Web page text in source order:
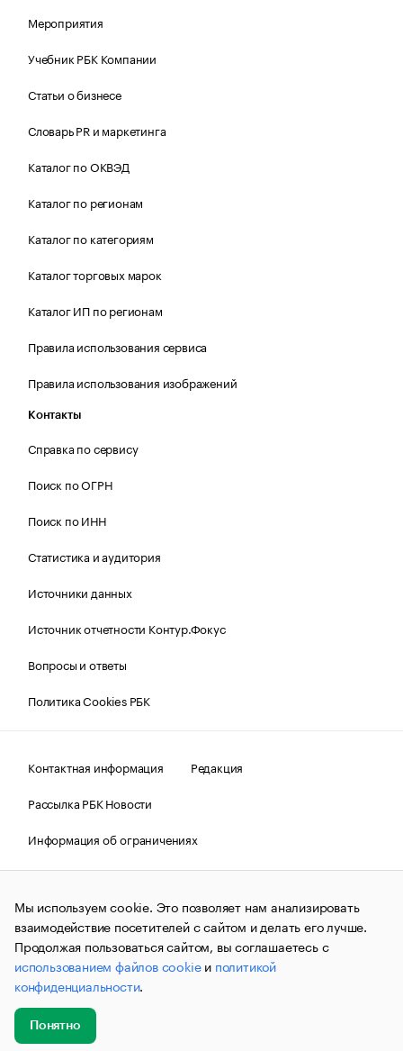
Мероприятия
Учебник РБК Компании
Статьи о бизнесе
Словарь PR и маркетинга
Каталог по ОКВЭД
Каталог по регионам
Каталог по категориям
Каталог торговых марок
Каталог ИП по регионам
Правила использования сервиса
Правила использования изображений
Контакты
Справка по сервису
Поиск по ОГРН
Поиск по ИНН
Статистика и аудитория
Источники данных
Источник отчетности Контур.Фокус
Вопросы и ответы
Политика Cookies РБК
Контактная информация
Редакция
Рассылка РБК Новости
Информация об ограничениях
Правовая информация
О соблюдении авторских прав
© АО «РОСБИЗНЕСКОНСАЛТИНГ»,1995–2026.Сообщения
и материалы информационного агентства «РБК»
(зарегистрировано Федеральной службой по надзору в сфере
связи, информационных технологий и массовых
коммуникаций (Роскомнадзор) 09.12.2015 за номером ИА
№ФС77-63848) сопровождаются пометкой «РБК». Отдельные
публикации могут содержать информацию,
не предназначенную для пользователей
до 18 лет.
Мы используем cookie. Это позволяет нам анализировать
взаимодействие посетителей с сайтом и делать его лучше.
Продолжая пользоваться сайтом, вы соглашаетесь с
использованием файлов cookieи политикой
конфиденциальности.
Понятно